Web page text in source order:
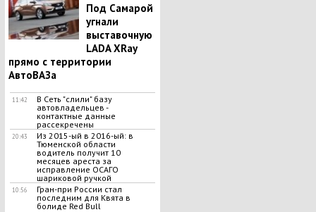
Под Самарой
угнали
выставочную
LADA XRay
прямо с территории
АвтоВАЗа
11:42
В Сеть "слили" базу
автовладельцев -
контактные данные
рассекречены
20:43
Из 2015-ый в 2016-ый: в
Тюменской области
водитель получит 10
месяцев ареста за
исправление ОСАГО
шариковой ручкой
10:56
Гран-при России стал
последним для Квята в
болиде Red Bull